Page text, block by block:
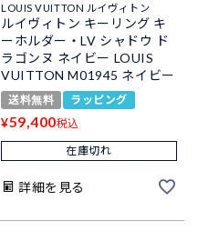
LOUIS VUITTON ルイヴィトン
ルイヴィトン キーリング キ
ーホルダー・LV シャドウ ド
ラゴンヌ ネイビー LOUIS
VUITTON M01945 ネイビー
送料無料 ラッピング
¥59,400税込
在庫切れ
詳細を見る